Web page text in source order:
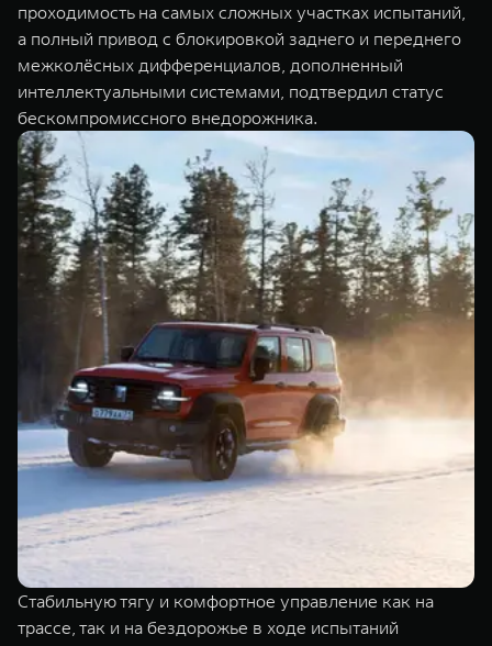
проходимость на самых сложных участках испытаний,
а полный привод c блокировкой заднего и переднего
межколёсных дифференциалов, дополненный
интеллектуальными системами, подтвердил статус
бескомпромиссного внедорожника.
Стабильную тягу и комфортное управление как на
трассе, так и на бездорожье в ходе испытаний